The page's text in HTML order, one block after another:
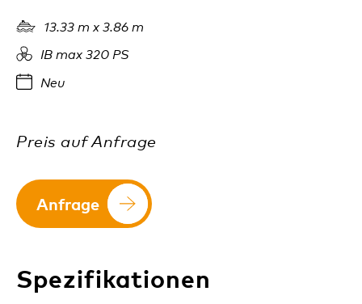
Boat13.33 m x 3.86 m
Engine
IB max 320 PS
Calendar
Neu
Preis auf Anfrage
Anfrage Arrow-right
Spezifikationen